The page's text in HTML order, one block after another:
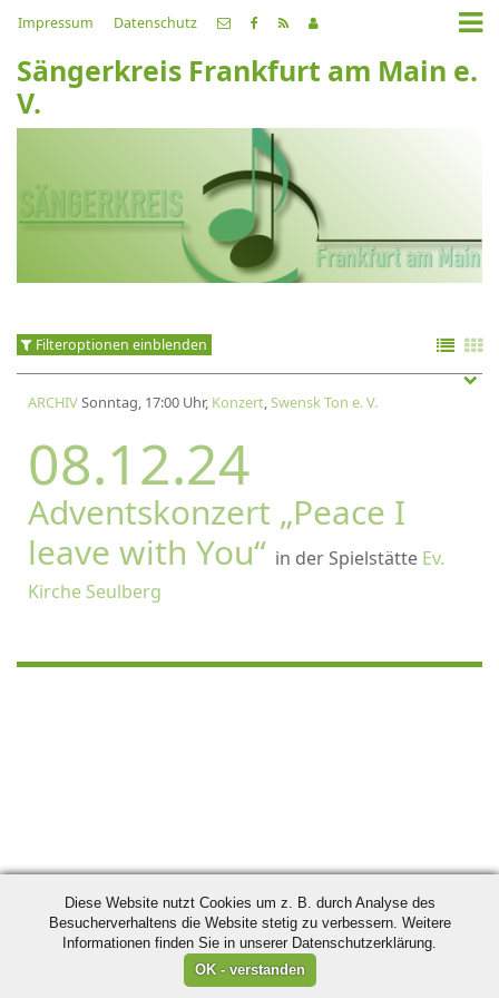
Impressum Datenschutz
Sängerkreis Frankfurt am Main e.
V.
Filteroptionen einblenden
ARCHIVSonntag, 17:00 Uhr, Konzert,Swensk Ton e. V.
08.12.24
Adventskonzert „Peace I
leave with You“ in der Spielstätte Ev.
Kirche Seulberg
Diese Website nutzt Cookies um z. B. durch Analyse des
Besucherverhaltens die Website stetig zu verbessern. Weitere
Informationen finden Sie in unserer Datenschutzerklärung.